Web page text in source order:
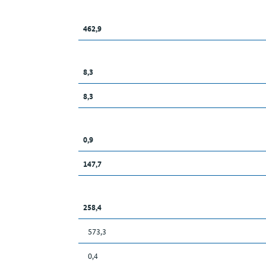
462,9
8,3
8,3
0,9
147,7
258,4
573,3
0,4